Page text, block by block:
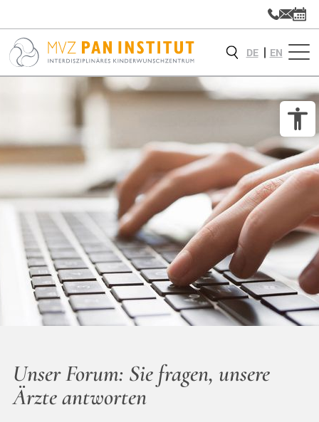
DE EN
Unser Forum: Sie fragen, unsere
Ärzte antworten